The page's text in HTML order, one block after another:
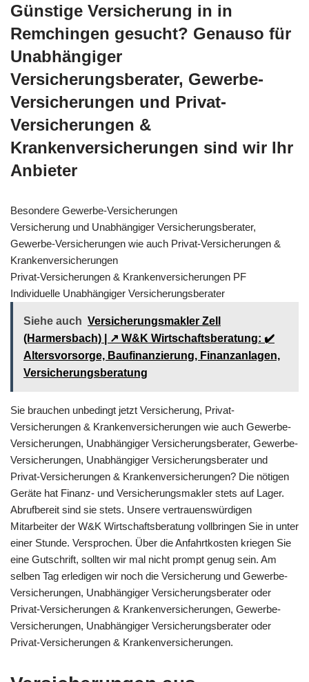
Günstige Versicherung in in
Remchingen gesucht? Genauso für
Unabhängiger
Versicherungsberater, Gewerbe-
Versicherungen und Privat-
Versicherungen &
Krankenversicherungen sind wir Ihr
Anbieter
Besondere Gewerbe-Versicherungen
Versicherung und Unabhängiger Versicherungsberater,
Gewerbe-Versicherungen wie auch Privat-Versicherungen &
Krankenversicherungen
Privat-Versicherungen & Krankenversicherungen PF
Individuelle Unabhängiger Versicherungsberater
Siehe auch Versicherungsmakler Zell
(Harmersbach) | ↗️ W&K Wirtschaftsberatung: ✔️
Altersvorsorge, Baufinanzierung, Finanzanlagen,
Versicherungsberatung
Sie brauchen unbedingt jetzt Versicherung, Privat-
Versicherungen & Krankenversicherungen wie auch Gewerbe-
Versicherungen, Unabhängiger Versicherungsberater, Gewerbe-
Versicherungen, Unabhängiger Versicherungsberater und
Privat-Versicherungen & Krankenversicherungen? Die nötigen
Geräte hat Finanz- und Versicherungsmakler stets auf Lager.
Abrufbereit sind sie stets. Unsere vertrauenswürdigen
Mitarbeiter der W&K Wirtschaftsberatung vollbringen Sie in unter
einer Stunde. Versprochen. Über die Anfahrtkosten kriegen Sie
eine Gutschrift, sollten wir mal nicht prompt genug sein. Am
selben Tag erledigen wir noch die Versicherung und Gewerbe-
Versicherungen, Unabhängiger Versicherungsberater oder
Privat-Versicherungen & Krankenversicherungen, Gewerbe-
Versicherungen, Unabhängiger Versicherungsberater oder
Privat-Versicherungen & Krankenversicherungen.